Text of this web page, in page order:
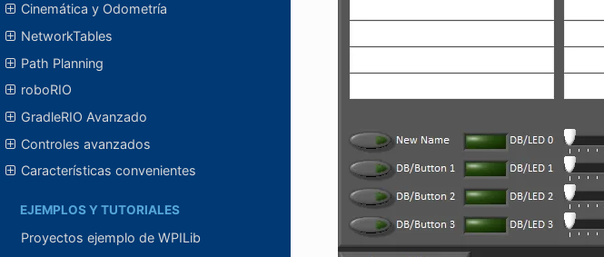
Cinemática y Odometría
NetworkTables
Path Planning
roboRIO
GradleRIO Avanzado
Controles avanzados
Características convenientes
EJEMPLOS Y TUTORIALES
Proyectos ejemplo de WPILib